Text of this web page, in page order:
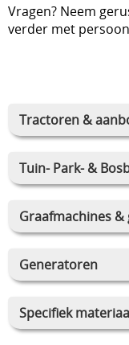
Tractoren &
Tuin- Park- &
Graafmachines
Generatoren
Specifiek
Vragen? Neem
verder met